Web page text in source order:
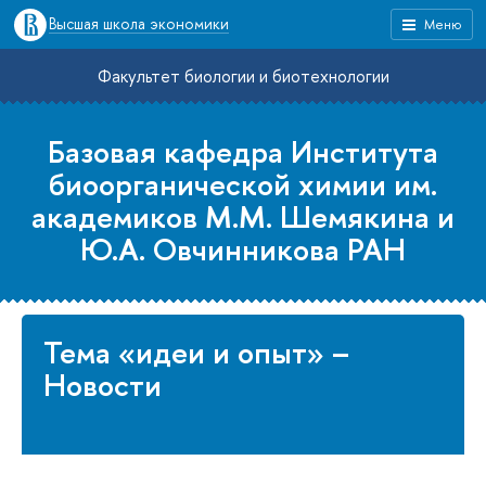
Меню
Высшая школа экономики
Факультет биологии и биотехнологии
Базовая кафедра Института
биоорганической химии им.
академиков М.М. Шемякина и
Ю.А. Овчинникова РАН
Тема «идеи и опыт» –
Новости